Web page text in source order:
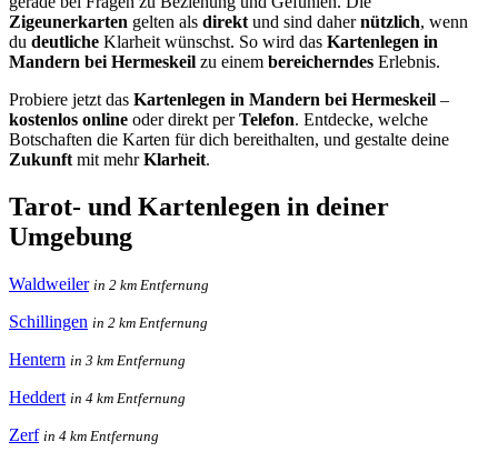
Zigeunerkarten gelten als direkt und sind dahernützlich, wenn
du deutliche Klarheit wünschst. So wird das Kartenlegen in
Mandern bei Hermeskeil zu einem bereicherndes Erlebnis.
Probiere jetzt das Kartenlegen in Mandern bei Hermeskeil –
kostenlos online oder direkt perTelefon. Entdecke, welche
Botschaften die Karten für dich bereithalten, und gestalte deine
Zukunft mit mehrKlarheit.
Tarot- und Kartenlegen in deiner
Umgebung
Waldweiler in 2 km Entfernung
Schillingen in 2 km Entfernung
Hentern in 3 km Entfernung
Heddert in 4 km Entfernung
Zerf in 4 km Entfernung